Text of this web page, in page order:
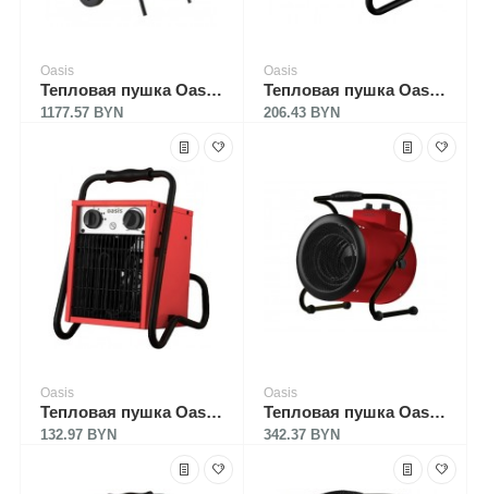
Oasis
Тепловая пушка Oasis TP-150R
1177.57 BYN
Oasis
Тепловая пушка Oasis TP-30R
206.43 BYN
Oasis
Тепловая пушка Oasis TP-30S
132.97 BYN
Oasis
Тепловая пушка Oasis TP-45R
342.37 BYN